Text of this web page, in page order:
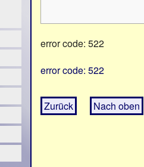
error code: 522
error code: 522
Zurück Nach oben